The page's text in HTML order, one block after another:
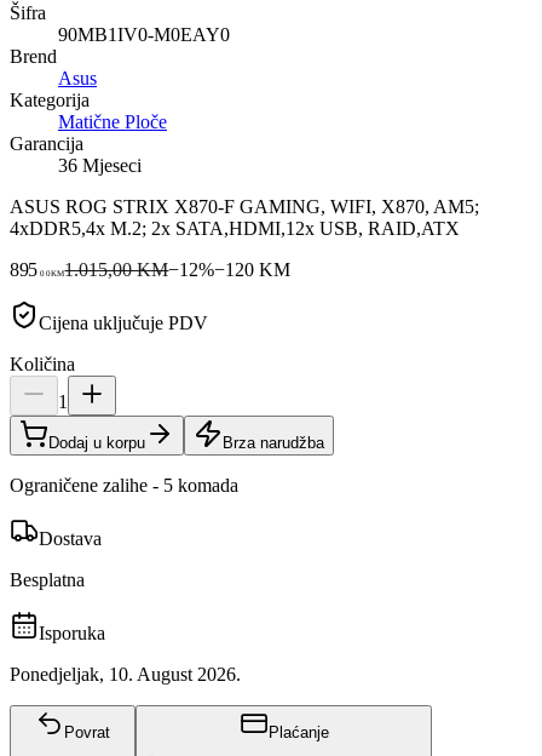
Šifra
90MB1IV0-M0EAY0
Brend
Asus
Kategorija
Matične Ploče
Garancija
36 Mjeseci
ASUS ROG STRIX X870-F GAMING, WIFI, X870, AM5;
4xDDR5,4x M.2; 2x SATA,HDMI,12x USB, RAID,ATX
895 00KM1.015,00 KM−12%−120 KM
Cijena uključuje PDV
Količina
1
Dodaj u korpu Brza narudžba
Ograničene zalihe - 5 komada
Dostava
Besplatna
Isporuka
Ponedjeljak, 10. August 2026.
Povrat
Plaćanje